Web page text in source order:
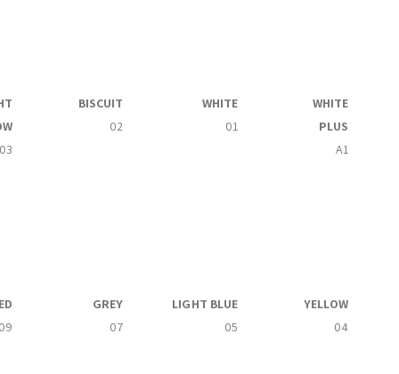
WHITE
PLUS
A1
WHITE
01
BISCUIT
02
03
YELLOW
04
LIGHT BLUE
05
GREY
07